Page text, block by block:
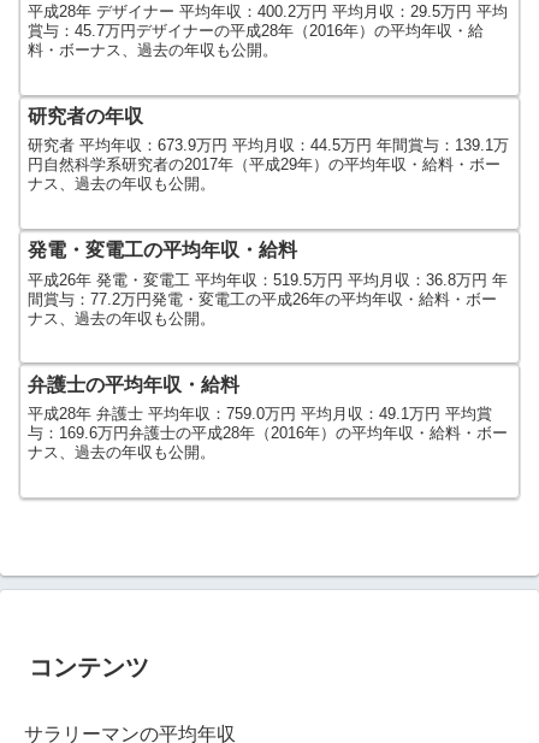
平成28年 デザイナー 平均年収：400.2万円 平均月収：29.5万円 平均
賞与：45.7万円デザイナーの平成28年（2016年）の平均年収・給
料・ボーナス、過去の年収も公開。
研究者の年収
研究者 平均年収：673.9万円 平均月収：44.5万円 年間賞与：139.1万
円自然科学系研究者の2017年（平成29年）の平均年収・給料・ボー
ナス、過去の年収も公開。
発電・変電工の平均年収・給料
平成26年 発電・変電工 平均年収：519.5万円 平均月収：36.8万円 年
間賞与：77.2万円発電・変電工の平成26年の平均年収・給料・ボー
ナス、過去の年収も公開。
弁護士の平均年収・給料
平成28年 弁護士 平均年収：759.0万円 平均月収：49.1万円 平均賞
与：169.6万円弁護士の平成28年（2016年）の平均年収・給料・ボー
ナス、過去の年収も公開。
コンテンツ
サラリーマンの平均年収